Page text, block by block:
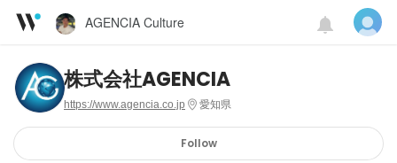
AGENCIA Culture
株式会社AGENCIA
https://www.agencia.co.jp 愛知県
Follow